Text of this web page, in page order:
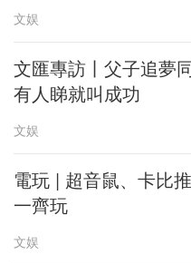
文娱
文匯專訪丨父子追
有人睇就叫成功
文娱
電玩 | 超音鼠、卡比
一齊玩
文娱